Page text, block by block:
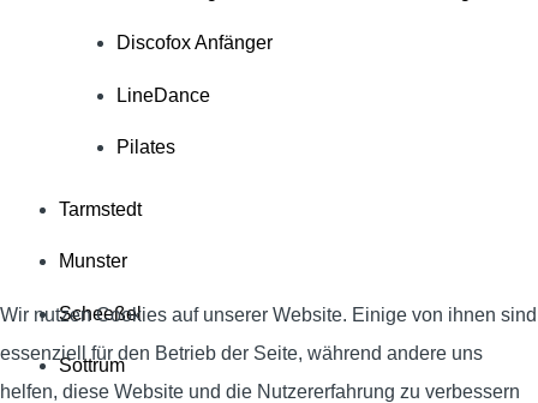
Discofox Anfänger
LineDance
Pilates
Tarmstedt
Munster
Scheeßel
Sottrum
Wir nutzen Cookies auf unserer Website. Einige von ihnen sind
essenziell für den Betrieb der Seite, während andere uns
helfen, diese Website und die Nutzererfahrung zu verbessern